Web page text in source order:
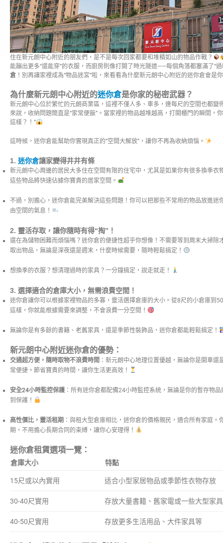
住在新元朗中心附近的朋友們，是不是每次回家都要和堆積如山的物品作戰？
能蹦出更多“還能穿”的衣服，而廚房則像打開了時光隧道——每個角落都塞滿了“
倉 ！別再讓家裡成為“物品迷宮”啦，來看看為什麼新元朗中心附近的迷你倉會是
為什麼新元朗中心附近的迷你倉是你家的秘密武器？
新元朗中心位於繁忙的元朗商業區，這裡不僅人多、車多，連每尺的空間也都變
來說，收納問題簡直是“家常便飯”。當家裡的物品越堆越高，打開櫃門的瞬間，
這樣？！”
這時候，迷你倉能幫助你實現真正的“空間大解放”，讓你不再為收納煩惱。
1. 迷你倉讓家變得井井有條
新元朗中心周邊的居民大多住在空間有限的住宅中，尤其是如果你有很多換季衣
這些物品將快速佔據你寶貴的居家空間。
不過，別擔心，迷你倉能完美解決這些問題！你可以把那些不常用的物品放進迷
由空間的氣息！
2. 靈活存取，讓你隨時有得“掏”！
還在為儲物困難而煩惱嗎？迷你倉的便捷性超乎你想像！不需要等到周末大掃除
取出物品，無論是深夜還是週末，什麼時候需要，隨時輕鬆搞定！
想換季的衣服？想清理過時的家具？一分鐘搞定，說走就走！
3. 選擇適合的倉庫大小，無需浪費空間！
迷你倉讓你可以根據家裡物品的多寡，靈活選擇倉庫的大小。從8尺的小倉庫到
這樣，你就能根據需要來調整，不會浪費一分空間！
無論你是有多餘的書籍、老舊家具，還是季節性裝飾品，迷你倉都能輕鬆搞定！
新元朗中心附近迷你倉的優勢：
交通超方便，隨時取物不浪費時間 ：新元朗中心地理位置優越，無論你是開車
常便捷。節省寶貴的時間，讓你生活更高效！
安全24小時監控保護 ：所有迷你倉都配備24小時監控系統，無論是你的暫存物
到保護！
高性價比，靈活租期 ：與租大型倉庫相比，迷你倉的價格親民，適合所有家庭
期，不用擔心長期合同的束縛，讓你心安理得！
迷你倉租賃選項一覽：
倉庫大小 特點
15尺或以內實用 适合小型家居物品或季節性衣物存放
30-40尺實用 存放大量書籍、舊家電或一些大型家具
40-50尺實用 存放更多生活用品、大件家具等